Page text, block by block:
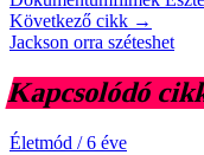
Következő cikk →
Jackson orra széteshet
Kapcsolódó
Életmód / 6 éve